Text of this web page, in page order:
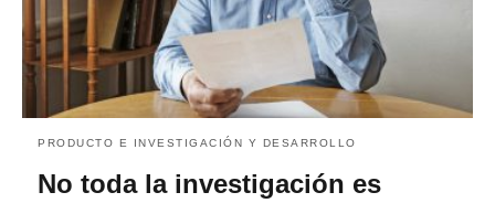
PRODUCTO E INVESTIGACIÓN Y DESARROLLO
No toda la investigación es